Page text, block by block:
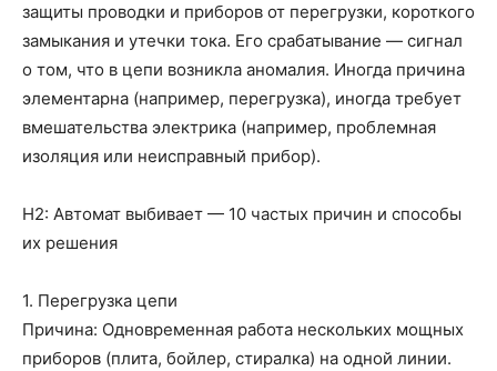
защиты проводки и приборов от перегрузки, короткого
замыкания и утечки тока. Его срабатывание — сигнал
о том, что в цепи возникла аномалия. Иногда причина
элементарна (например, перегрузка), иногда требует
вмешательства электрика (например, проблемная
изоляция или неисправный прибор).
H2: Автомат выбивает — 10 частых причин и способы
их решения
1. Перегрузка цепи
Причина: Одновременная работа нескольких мощных
приборов (плита, бойлер, стиралка) на одной линии.